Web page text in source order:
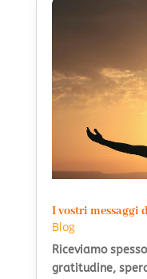
I vostri messaggi
Blog
Riceviamo
gratitudine,